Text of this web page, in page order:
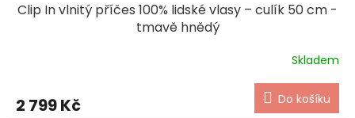
Clip In vlnitý příčes 100% lidské vlasy – culík 50 cm -
tmavě hnědý
Skladem
2 799 Kč Do košíku